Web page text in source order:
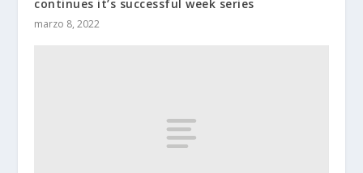
continues it’s successful week series
marzo 8, 2022